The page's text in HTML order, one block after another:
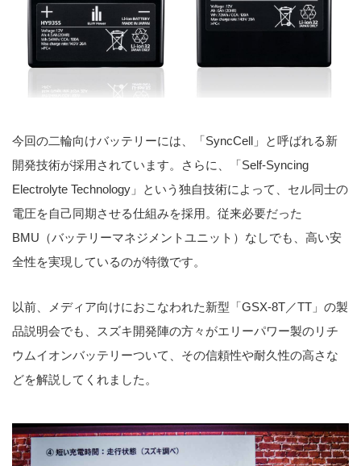
今回の二輪向けバッテリーには、「SyncCell」と呼ばれる新
開発技術が採用されています。さらに、「Self-Syncing
Electrolyte Technology」という独自技術によって、セル同士の
電圧を自己同期させる仕組みを採用。従来必要だった
BMU（バッテリーマネジメントユニット）なしでも、高い安
全性を実現しているのが特徴です。
以前、メディア向けにおこなわれた新型「GSX-8T／TT」の製
品説明会でも、スズキ開発陣の方々がエリーパワー製のリチ
ウムイオンバッテリーついて、その信頼性や耐久性の高さな
どを解説してくれました。